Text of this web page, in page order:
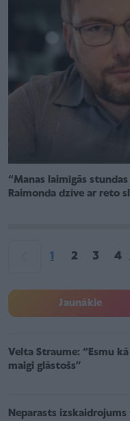
“Manas laimīgās
Raimonda dzīve ar reto
1 2 3 4
Jaunākie
Velta Straume: “Esmu
maigi glāstošs”
Neparasts